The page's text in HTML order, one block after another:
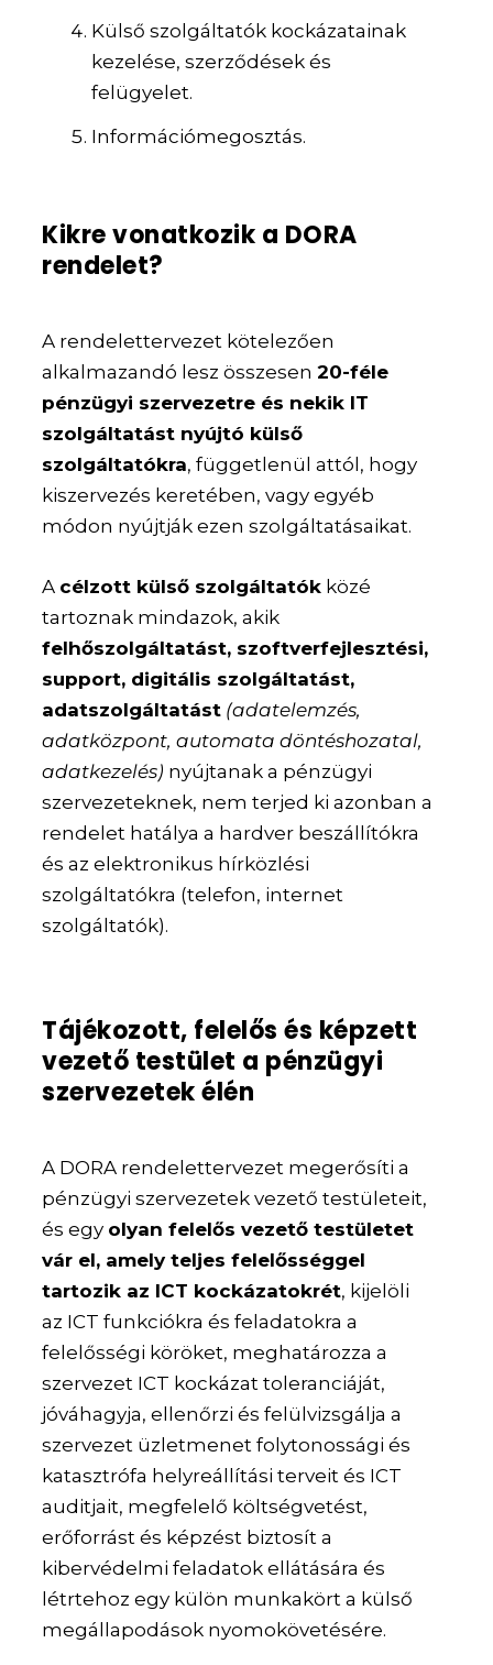
Külső szolgáltatók kockázatainak
kezelése, szerződések és
felügyelet.
Információmegosztás.
Kikre vonatkozik a DORA
rendelet?
A rendelettervezet kötelezően
alkalmazandó lesz összesen20-féle
pénzügyi szervezetre és nekik IT
szolgáltatást nyújtó külső
szolgáltatókra, függetlenül attól, hogy
kiszervezés keretében, vagy egyéb
módon nyújtják ezen szolgáltatásaikat.
A célzott külső szolgáltatók közé
tartoznak mindazok, akik
felhőszolgáltatást, szoftverfejlesztési,
support, digitális szolgáltatást,
adatszolgáltatást (adatelemzés,
adatközpont, automata döntéshozatal,
adatkezelés) nyújtanak a pénzügyi
szervezeteknek, nem terjed ki azonban a
rendelet hatálya a hardver beszállítókra
és az elektronikus hírközlési
szolgáltatókra (telefon, internet
szolgáltatók).
Tájékozott, felelős és képzett
vezető testület a pénzügyi
szervezetek élén
A DORA rendelettervezet megerősíti a
pénzügyi szervezetek vezető testületeit,
és egy olyan felelős vezető testületet
vár el, amely teljes felelősséggel
tartozik az ICT kockázatokrét, kijelöli
az ICT funkciókra és feladatokra a
felelősségi köröket, meghatározza a
szervezet ICT kockázat toleranciáját,
jóváhagyja, ellenőrzi és felülvizsgálja a
szervezet üzletmenet folytonossági és
katasztrófa helyreállítási terveit és ICT
auditjait, megfelelő költségvetést,
erőforrást és képzést biztosít a
kibervédelmi feladatok ellátására és
létrtehoz egy külön munkakört a külső
megállapodások nyomokövetésére.